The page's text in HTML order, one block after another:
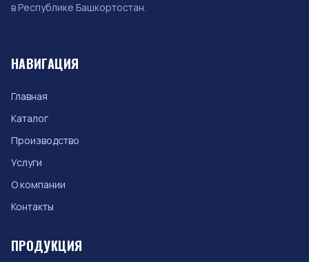
в Республике Башкортостан.
НАВИГАЦИЯ
Главная
Каталог
Производство
Услуги
О компании
Контакты
ПРОДУКЦИЯ